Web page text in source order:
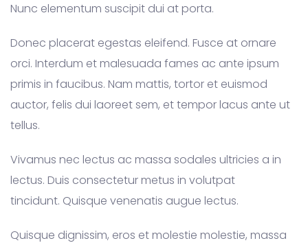
Nunc elementum suscipit dui at porta.
Donec placerat egestas eleifend. Fusce at ornare
orci. Interdum et malesuada fames ac ante ipsum
primis in faucibus. Nam mattis, tortor et euismod
auctor, felis dui laoreet sem, et tempor lacus ante ut
tellus.
Vivamus nec lectus ac massa sodales ultricies a in
lectus. Duis consectetur metus in volutpat
tincidunt. Quisque venenatis augue lectus.
Quisque dignissim, eros et molestie molestie, massa